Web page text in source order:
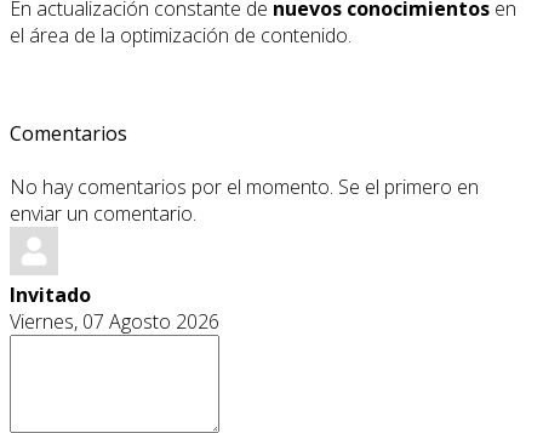
En actualización constante de nuevos conocimientos en
el área de la optimización de contenido.
Comentarios
No hay comentarios por el momento. Se el primero en
enviar un comentario.
Invitado
Viernes, 07 Agosto 2026